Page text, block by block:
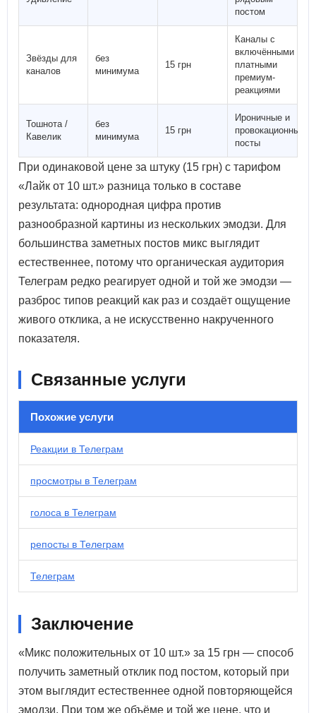
постом
Звёзды для
каналов
без
минимума
15 грн
Каналы с
включёнными
платными
премиум-
реакциями
Тошнота /
Кавелик
без
минимума
15 грн
Ироничные и
провокационные
посты
При одинаковой цене за штуку (15 грн) с тарифом
«Лайк от 10 шт.» разница только в составе
результата: однородная цифра против
разнообразной картины из нескольких эмодзи. Для
большинства заметных постов микс выглядит
естественнее, потому что органическая аудитория
Телеграм редко реагирует одной и той же эмодзи —
разброс типов реакций как раз и создаёт ощущение
живого отклика, а не искусственно накрученного
показателя.
Связанные услуги
Похожие услуги
Реакции в Телеграм
просмотры в Телеграм
голоса в Телеграм
репосты в Телеграм
Телеграм
Заключение
«Микс положительных от 10 шт.» за 15 грн — способ
получить заметный отклик под постом, который при
этом выглядит естественнее одной повторяющейся
эмодзи. При том же объёме и той же цене, что и